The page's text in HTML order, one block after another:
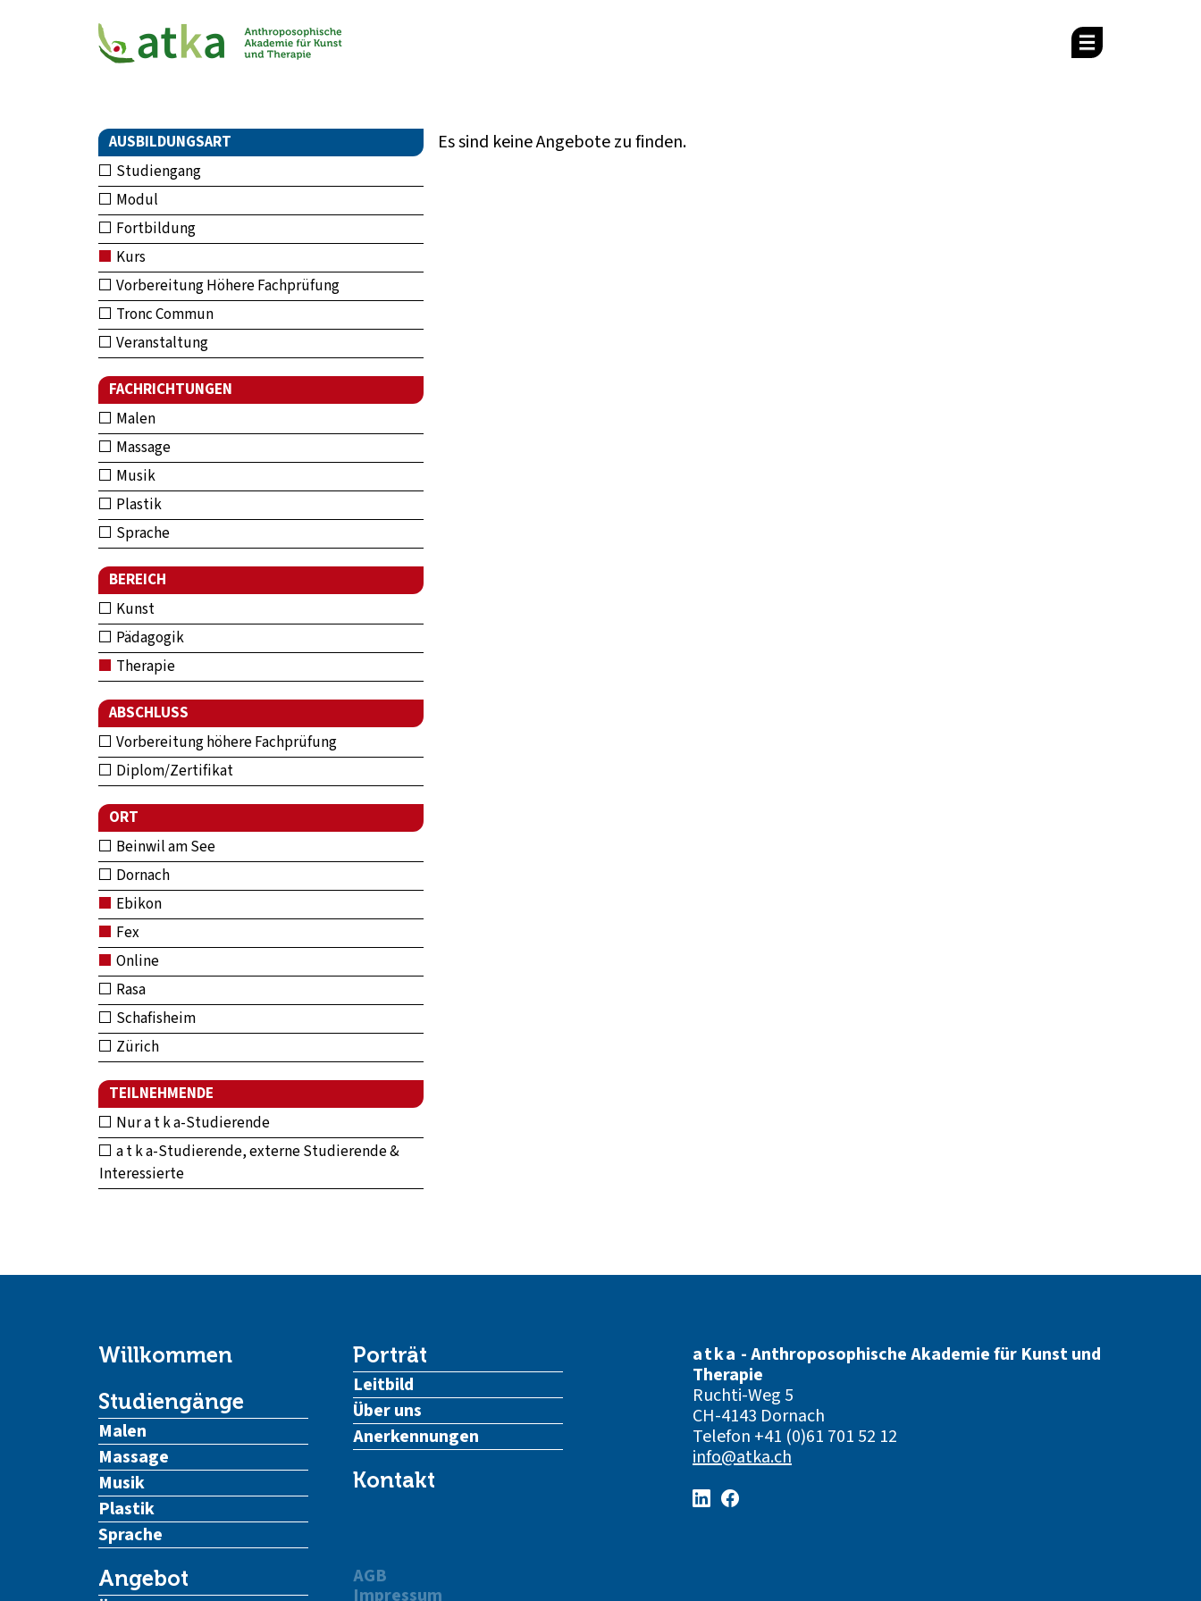
AUSBILDUNGSART
Studiengang
Modul
Fortbildung
Kurs
Vorbereitung Höhere Fachprüfung
Tronc Commun
Veranstaltung
FACHRICHTUNGEN
Malen
Massage
Musik
Plastik
Sprache
BEREICH
Kunst
Pädagogik
Therapie
ABSCHLUSS
Vorbereitung höhere Fachprüfung
Diplom/Zertifikat
ORT
Beinwil am See
Dornach
Ebikon
Fex
Online
Rasa
Schafisheim
Zürich
TEILNEHMENDE
Nur a t k a-Studierende
a t k a-Studierende, externe Studierende &
Interessierte
Es sind keine Angebote zu finden.
Willkommen
Studiengänge
Malen
Massage
Musik
Plastik
Sprache
Angebot
Porträt
Leitbild
Über uns
Anerkennungen
Kontakt
AGB
Impressum
atka - Anthroposophische Akademie für Kunst und
Therapie
Ruchti-Weg 5
CH-4143 Dornach
Telefon +41 (0)61 701 52 12
info@atka.ch